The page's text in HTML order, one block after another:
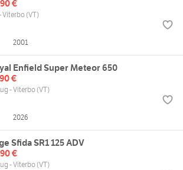
€
Viterbo (VT)
2001
Enfield Super Meteor 650
€
- Viterbo (VT)
2026
Sfida SR1 125 ADV
€
- Viterbo (VT)